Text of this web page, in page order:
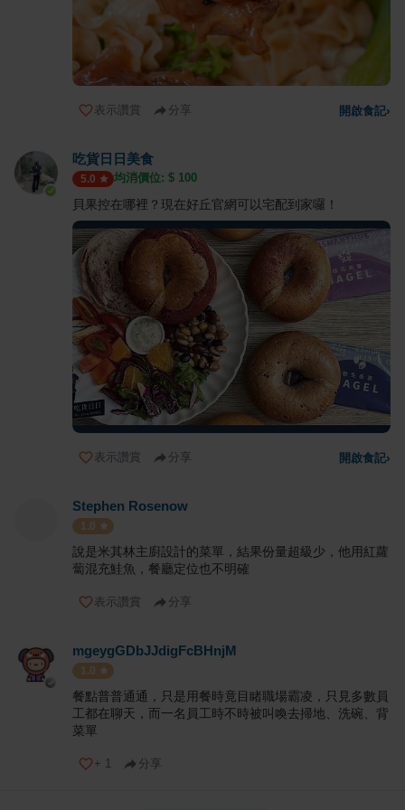
表示讚賞 分享 開啟食記›
吃貨日日美食
5.0 均消價位: $ 100
貝果控在哪裡？現在好丘官網可以宅配到家囉！
表示讚賞 分享 開啟食記›
Stephen Rosenow
1.0
說是米其林主廚設計的菜單，結果份量超級少，他用紅蘿
蔔混充鮭魚，餐廳定位也不明確
表示讚賞 分享
mgeygGDbJJdigFcBHnjM
1.0
餐點普普通通，只是用餐時竟目睹職場霸凌，只見多數員
工都在聊天，而一名員工時不時被叫喚去掃地、洗碗、背
菜單
+ 1 分享